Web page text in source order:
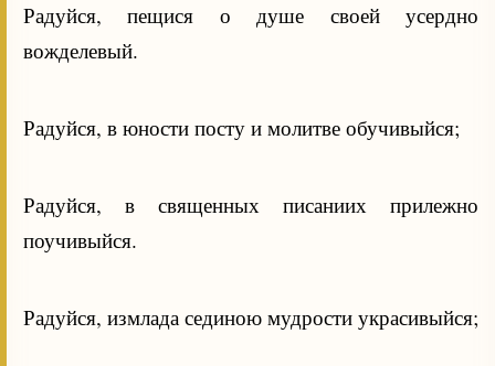
Радуйся, пещися о душе своей усердно
вожделевый.
Радуйся, в юности посту и молитве обучивыйся;
Радуйся, в священных писаниих прилежно
поучивыйся.
Радуйся, измлада сединою мудрости украсивыйся;